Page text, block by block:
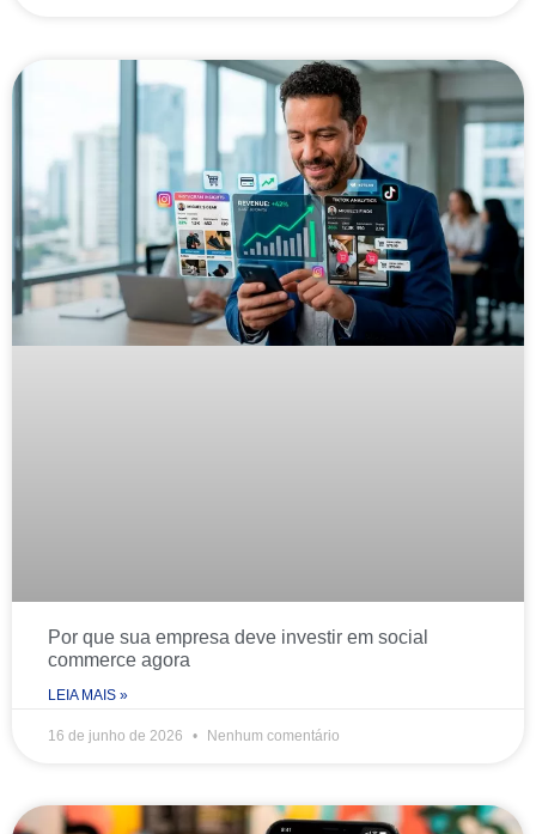
Por que sua empresa deve investir em social
commerce agora
LEIA MAIS »
16 de junho de 2026 Nenhum comentário